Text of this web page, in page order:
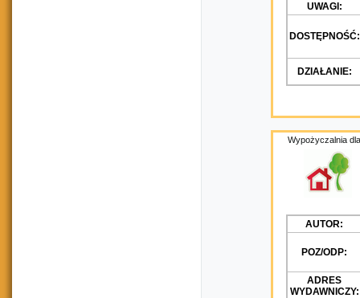
UWAGI:
DOSTĘPNOŚĆ:
DZIAŁANIE:
Wypożyczalnia
AUTOR:
POZ/ODP:
ADRES
WYDAWNICZY: